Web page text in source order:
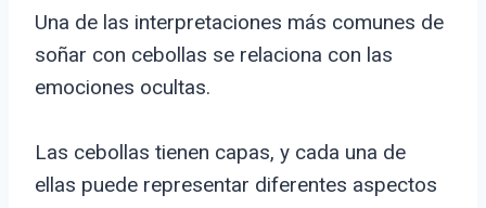
Una de las interpretaciones más comunes de
soñar con cebollas se relaciona con las
emociones ocultas.
Las cebollas tienen capas, y cada una de
ellas puede representar diferentes aspectos